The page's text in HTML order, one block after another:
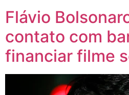
Flávio
contato com
financiar filme